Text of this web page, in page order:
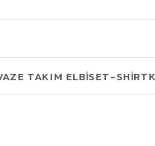
TAKIM ELBISET-SHIRT